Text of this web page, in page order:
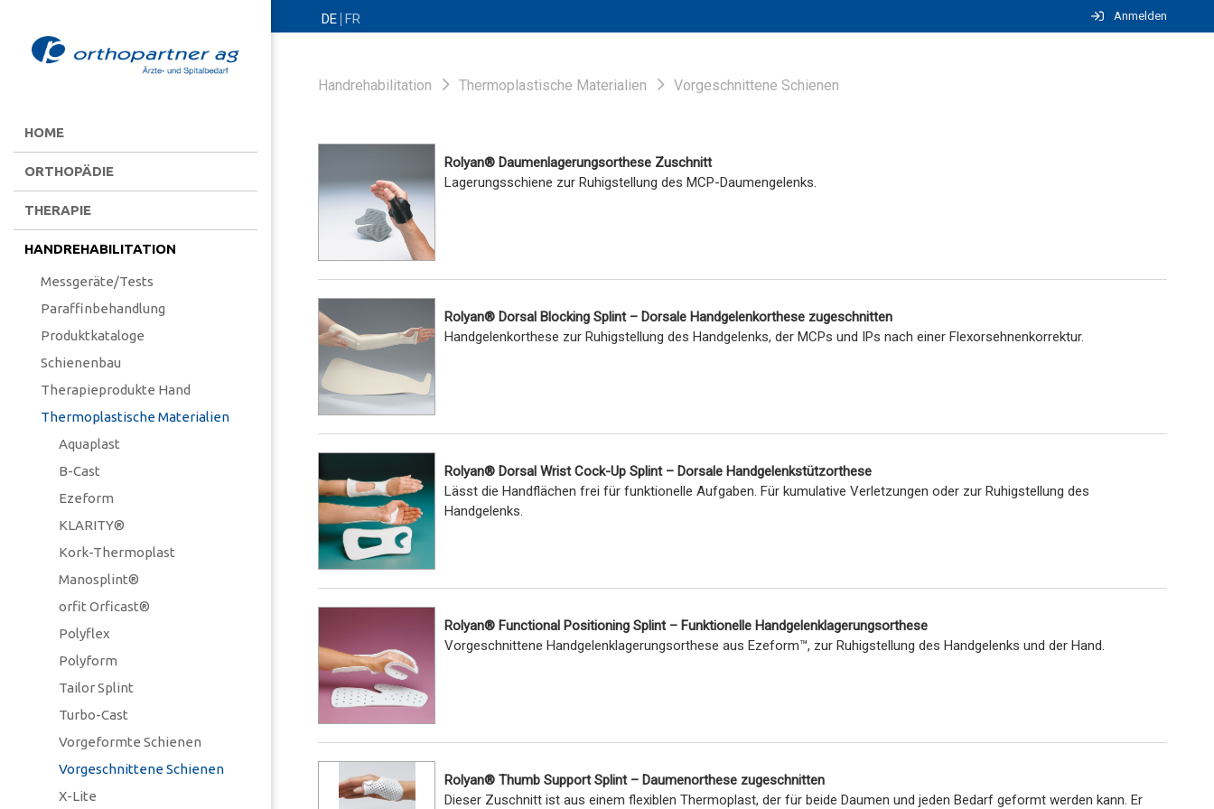
DE FR Anmelden
HOME
ORTHOPÄDIE
THERAPIE
HANDREHABILITATION
Messgeräte/Tests
Paraffinbehandlung
Produktkataloge
Schienenbau
Therapieprodukte Hand
Thermoplastische Materialien
Aquaplast
B-Cast
Ezeform
KLARITY®
Kork-Thermoplast
Manosplint®
orfit Orficast®
Polyflex
Polyform
Tailor Splint
Turbo-Cast
Vorgeformte Schienen
Vorgeschnittene Schienen
X-Lite
Handrehabilitation Thermoplastische Materialien Vorgeschnittene Schienen
Rolyan® Daumenlagerungsorthese Zuschnitt
Lagerungsschiene zur Ruhigstellung des MCP-Daumengelenks.
Rolyan® Dorsal Blocking Splint – Dorsale Handgelenkorthese zugeschnitten
Handgelenkorthese zur Ruhigstellung des Handgelenks, der MCPs und IPs nach einer Flexorsehnenkorrektur.
Rolyan® Dorsal Wrist Cock-Up Splint – Dorsale Handgelenkstützorthese
Lässt die Handflächen frei für funktionelle Aufgaben. Für kumulative Verletzungen oder zur Ruhigstellung des
Handgelenks.
Rolyan® Functional Positioning Splint – Funktionelle Handgelenklagerungsorthese
Vorgeschnittene Handgelenklagerungsorthese aus Ezeform™, zur Ruhigstellung des Handgelenks und der Hand.
Rolyan® Thumb Support Splint – Daumenorthese zugeschnitten
Dieser Zuschnitt ist aus einem flexiblen Thermoplast, der für beide Daumen und jeden Bedarf geformt werden kann. Er